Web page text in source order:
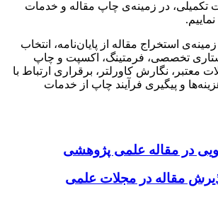
تکمیلی، در زمینه‌ی چاپ مقاله و خدمات
استخراج مقاله از پایان‌نامه، انتخاب
تخصصی، فرمتینگ، اکسپت و چاپ
معتبر، نگارش کاورلتر، برقراری ارتباط با
و پیگیری فرآیند چاپ از خدمات
در مقاله علمی پژوهشی
مقاله در مجلات علمی